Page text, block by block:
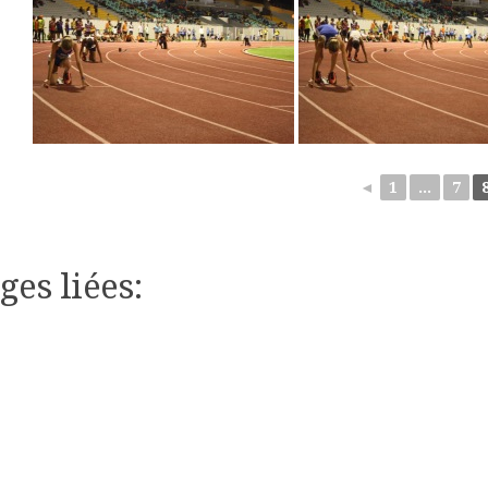
◄ 1 ... 7
liées: